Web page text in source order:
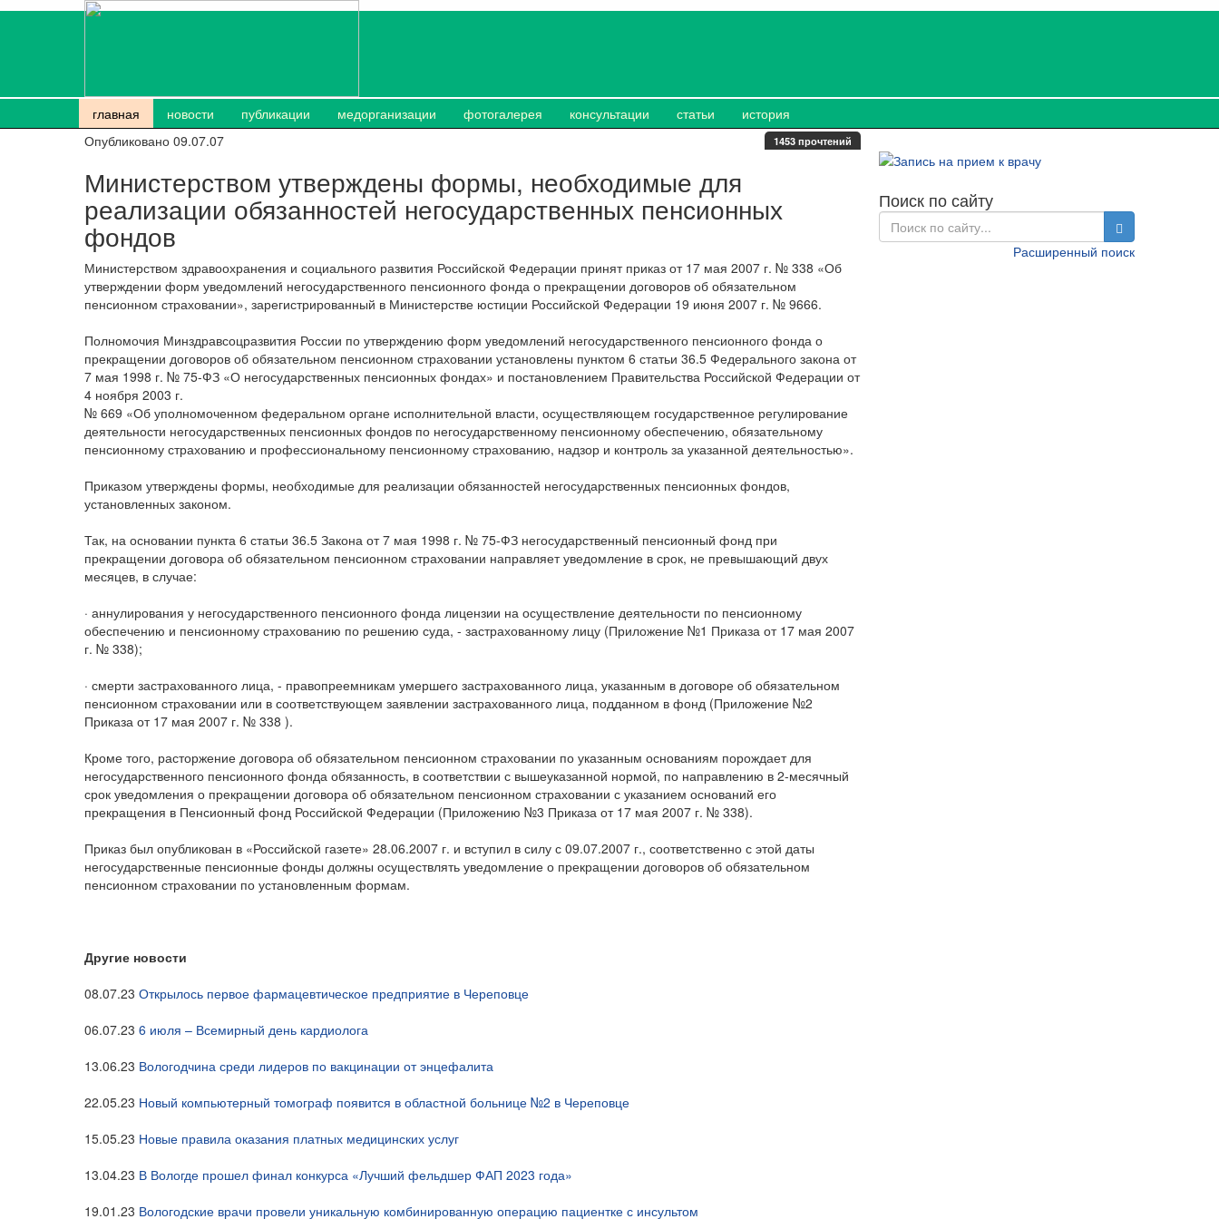
главная новости публикации медорганизации фотогалерея консультации статьи
история
Опубликовано 09.07.07
1453 прочтений
Министерством утверждены формы, необходимые для
реализации обязанностей негосударственных пенсионных
фондов
Министерством здравоохранения и социального развития Российской Федерации принят приказ от 17 мая 2007 г. № 338 «Об
утверждении форм уведомлений негосударственного пенсионного фонда о прекращении договоров об обязательном
пенсионном страховании», зарегистрированный в Министерстве юстиции Российской Федерации 19 июня 2007 г. № 9666.
Полномочия Минздравсоцразвития России по утверждению форм уведомлений негосударственного пенсионного фонда о
прекращении договоров об обязательном пенсионном страховании установлены пунктом 6 статьи 36.5 Федерального закона от
7 мая 1998 г. № 75-ФЗ «О негосударственных пенсионных фондах» и постановлением Правительства Российской Федерации от
4 ноября 2003 г.
№ 669 «Об уполномоченном федеральном органе исполнительной власти, осуществляющем государственное регулирование
деятельности негосударственных пенсионных фондов по негосударственному пенсионному обеспечению, обязательному
пенсионному страхованию и профессиональному пенсионному страхованию, надзор и контроль за указанной деятельностью».
Приказом утверждены формы, необходимые для реализации обязанностей негосударственных пенсионных фондов,
установленных законом.
Так, на основании пункта 6 статьи 36.5 Закона от 7 мая 1998 г. № 75-ФЗ негосударственный пенсионный фонд при
прекращении договора об обязательном пенсионном страховании направляет уведомление в срок, не превышающий двух
месяцев, в случае:
· аннулирования у негосударственного пенсионного фонда лицензии на осуществление деятельности по пенсионному
обеспечению и пенсионному страхованию по решению суда, - застрахованному лицу (Приложение №1 Приказа от 17 мая 2007
г. № 338);
· смерти застрахованного лица, - правопреемникам умершего застрахованного лица, указанным в договоре об обязательном
пенсионном страховании или в соответствующем заявлении застрахованного лица, подданном в фонд (Приложение №2
Приказа от 17 мая 2007 г. № 338 ).
Кроме того, расторжение договора об обязательном пенсионном страховании по указанным основаниям порождает для
негосударственного пенсионного фонда обязанность, в соответствии с вышеуказанной нормой, по направлению в 2-месячный
срок уведомления о прекращении договора об обязательном пенсионном страховании с указанием оснований его
прекращения в Пенсионный фонд Российской Федерации (Приложению №3 Приказа от 17 мая 2007 г. № 338).
Приказ был опубликован в «Российской газете» 28.06.2007 г. и вступил в силу с 09.07.2007 г., соответственно с этой даты
негосударственные пенсионные фонды должны осуществлять уведомление о прекращении договоров об обязательном
пенсионном страховании по установленным формам.
Другие новости
08.07.23 Открылось первое фармацевтическое предприятие в Череповце
06.07.23 6 июля – Всемирный день кардиолога
13.06.23 Вологодчина среди лидеров по вакцинации от энцефалита
22.05.23 Новый компьютерный томограф появится в областной больнице №2 в Череповце
15.05.23 Новые правила оказания платных медицинских услуг
13.04.23 В Вологде прошел финал конкурса «Лучший фельдшер ФАП 2023 года»
19.01.23 Вологодские врачи провели уникальную комбинированную операцию пациентке с инсультом
Поиск по сайту
Расширенный поиск